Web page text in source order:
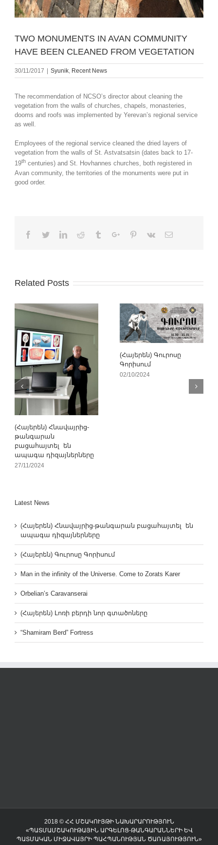
TWO MONUMENTS IN AVAN COMMUNITY
HAVE BEEN CLEANED FROM VEGETATION
30/11/2017 Syunik, Recent News
The recommendation of NCSO’s director about cleaning the
vegetation from the walls of churches, chapels, monasteries,
dooms and roofs was implemented by Yerevan’s regional service
as well.
Employees of the regional service cleaned the dried layers of
vegetation from the walls of St. Astvatsatsin (dates back to 17-
19th centuries) and St. Hovhannes churches, both registered in
Avan community, the territories of the monuments were put in
good order.
Facebook
TwitterLinkedinReddit TumblrGoogle+Pinterest
Vk Email
Related Posts
(Հայերեն) Հնավայրից-
թանգարան
բացահայտել են
ապագա դիզայներները
27/11/2024
(Հայերեն) Գուրոսը
Գորիսում
02/10/2024
Latest News
(Հայերեն) Հնավայրից-թանգարան բացահայտել են
ապագա դիզայներները
(Հայերեն) Գուրոսը Գորիսում
Man in the infinity of the Universe. Come to Zorats Karer
Orbelian’s Caravanserai
(Հայերեն) Լոռի բերդի նոր գտածոները
“Shamiram Berd” Fortress
2018 © ՀՀ ՄՇԱԿՈՒՅԹԻ ՆԱԽԱՐԱՐՈՒԹՅՈՒՆ
«ՊԱՏՄԱՄՇԱԿՈՒԹԱՅԻՆ ԱՐԳԵԼՈՑ-ԹԱՆԳԱՐԱՆՆԵՐԻ ԵՎ
ՊԱՏՄԱԿԱՆ ՄԻՋԱՎԱՅՐԻ ՊԱՀՊԱՆՈՒԹՅԱՆ ԾԱՌԱՅՈՒԹՅՈՒՆ»